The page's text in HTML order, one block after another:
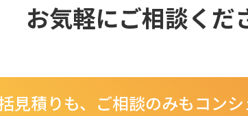
お気軽にご相談くだ
見積りも、ご相談のみもコンシ